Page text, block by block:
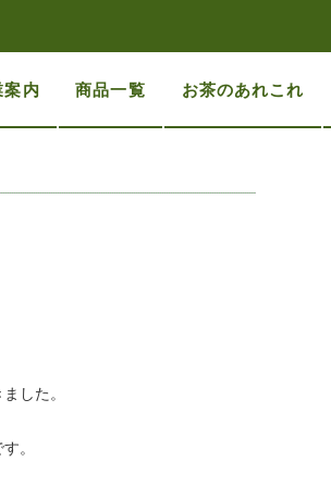
案内 商品一覧 お茶のあれこれ
した。
。